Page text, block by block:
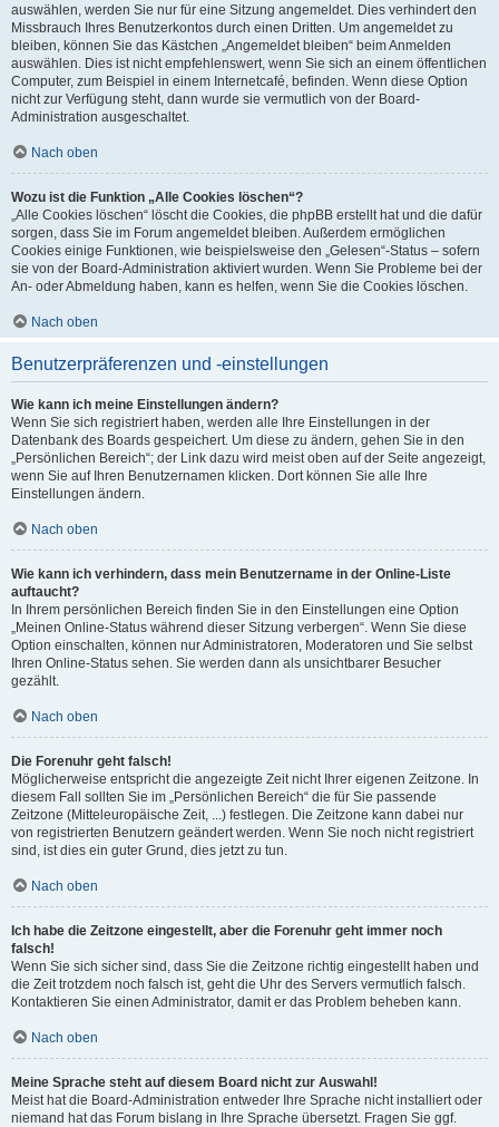
auswählen, werden Sie nur für eine Sitzung angemeldet. Dies verhindert den
Missbrauch Ihres Benutzerkontos durch einen Dritten. Um angemeldet zu
bleiben, können Sie das Kästchen „Angemeldet bleiben“ beim Anmelden
auswählen. Dies ist nicht empfehlenswert, wenn Sie sich an einem öffentlichen
Computer, zum Beispiel in einem Internetcafé, befinden. Wenn diese Option
nicht zur Verfügung steht, dann wurde sie vermutlich von der Board-
Administration ausgeschaltet.
Nach oben
Wozu ist die Funktion „Alle Cookies löschen“?
„Alle Cookies löschen“ löscht die Cookies, die phpBB erstellt hat und die dafür
sorgen, dass Sie im Forum angemeldet bleiben. Außerdem ermöglichen
Cookies einige Funktionen, wie beispielsweise den „Gelesen“-Status – sofern
sie von der Board-Administration aktiviert wurden. Wenn Sie Probleme bei der
An- oder Abmeldung haben, kann es helfen, wenn Sie die Cookies löschen.
Nach oben
Benutzerpräferenzen und -einstellungen
Wie kann ich meine Einstellungen ändern?
Wenn Sie sich registriert haben, werden alle Ihre Einstellungen in der
Datenbank des Boards gespeichert. Um diese zu ändern, gehen Sie in den
„Persönlichen Bereich“; der Link dazu wird meist oben auf der Seite angezeigt,
wenn Sie auf Ihren Benutzernamen klicken. Dort können Sie alle Ihre
Einstellungen ändern.
Nach oben
Wie kann ich verhindern, dass mein Benutzername in der Online-Liste
auftaucht?
In Ihrem persönlichen Bereich finden Sie in den Einstellungen eine Option
„Meinen Online-Status während dieser Sitzung verbergen“. Wenn Sie diese
Option einschalten, können nur Administratoren, Moderatoren und Sie selbst
Ihren Online-Status sehen. Sie werden dann als unsichtbarer Besucher
gezählt.
Nach oben
Die Forenuhr geht falsch!
Möglicherweise entspricht die angezeigte Zeit nicht Ihrer eigenen Zeitzone. In
diesem Fall sollten Sie im „Persönlichen Bereich“ die für Sie passende
Zeitzone (Mitteleuropäische Zeit, ...) festlegen. Die Zeitzone kann dabei nur
von registrierten Benutzern geändert werden. Wenn Sie noch nicht registriert
sind, ist dies ein guter Grund, dies jetzt zu tun.
Nach oben
Ich habe die Zeitzone eingestellt, aber die Forenuhr geht immer noch
falsch!
Wenn Sie sich sicher sind, dass Sie die Zeitzone richtig eingestellt haben und
die Zeit trotzdem noch falsch ist, geht die Uhr des Servers vermutlich falsch.
Kontaktieren Sie einen Administrator, damit er das Problem beheben kann.
Nach oben
Meine Sprache steht auf diesem Board nicht zur Auswahl!
Meist hat die Board-Administration entweder Ihre Sprache nicht installiert oder
niemand hat das Forum bislang in Ihre Sprache übersetzt. Fragen Sie ggf.